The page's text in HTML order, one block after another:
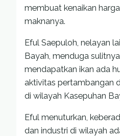
membuat kenaikan
maknanya.
Eful Saepuloh, nelayan
Bayah, menduga
mendapatkan ikan ada
aktivitas pertambangan
di wilayah Kasepuhan
Eful menuturkan,
dan industri di wilayah